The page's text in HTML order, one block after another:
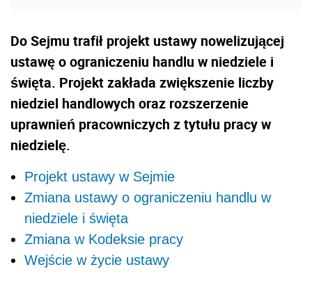
Do Sejmu trafił projekt ustawy nowelizującej
ustawę o ograniczeniu handlu w niedziele i
święta. Projekt zakłada zwiększenie liczby
niedziel handlowych oraz rozszerzenie
uprawnień pracowniczych z tytułu pracy w
niedzielę.
Projekt ustawy w Sejmie
Zmiana ustawy o ograniczeniu handlu w
niedziele i święta
Zmiana w Kodeksie pracy
Wejście w życie ustawy